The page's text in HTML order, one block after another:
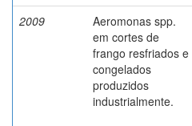
2009
Aeromonas spp.
em cortes de
frango resfriados e
congelados
produzidos
industrialmente.